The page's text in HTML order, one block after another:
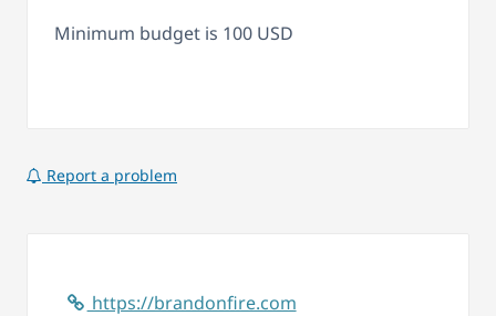
Minimum budget is 100 USD
Report a problem
https://brandonfire.com